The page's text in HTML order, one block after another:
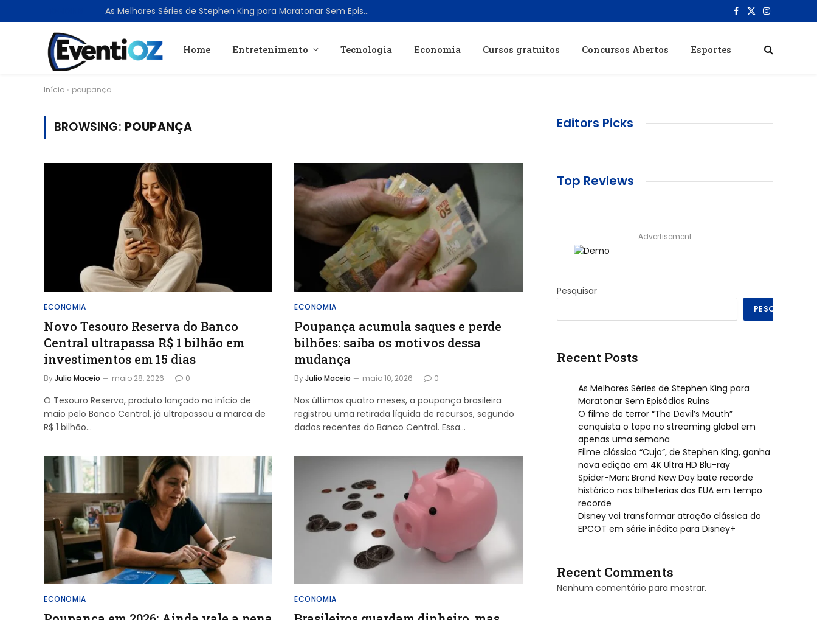
As Melhores Séries de Stephen King para Maratonar Sem Episódios Ruins Facebook
X
Instagram
Home Entretenimento Tecnologia Economia Cursos gratuitos Concursos Abertos Esportes
Início » poupança
BROWSING: POUPANÇA
ECONOMIA
Novo Tesouro Reserva do Banco
Central ultrapassa R$ 1 bilhão em
investimentos em 15 dias
ByJulio Maceio maio 28, 2026 0
O Tesouro Reserva, produto lançado no início de
maio pelo Banco Central, já ultrapassou a marca de
R$ 1 bilhão…
ECONOMIA
Poupança acumula saques e perde
bilhões: saiba os motivos dessa
mudança
ByJulio Maceio maio 10, 2026 0
Nos últimos quatro meses, a poupança brasileira
registrou uma retirada líquida de recursos, segundo
dados recentes do Banco Central. Essa…
ECONOMIA ECONOMIA
Editors Picks
Top Reviews
Advertisement
Pesquisar
PESQUISAR
Recent Posts
As Melhores Séries de Stephen King para
Maratonar Sem Episódios Ruins
O filme de terror “The Devil’s Mouth”
conquista o topo no streaming global em
apenas uma semana
Filme clássico “Cujo”, de Stephen King, ganha
nova edição em 4K Ultra HD Blu-ray
Spider-Man: Brand New Day bate recorde
histórico nas bilheterias dos EUA em tempo
recorde
Disney vai transformar atração clássica do
EPCOT em série inédita para Disney+
Recent Comments
Nenhum comentário para mostrar.